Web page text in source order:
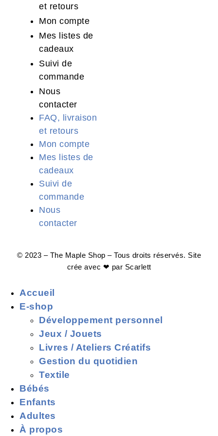
et retours
Mon compte
Mes listes de
cadeaux
Suivi de
commande
Nous
contacter
FAQ, livraison
et retours
Mon compte
Mes listes de
cadeaux
Suivi de
commande
Nous
contacter
© 2023 – The Maple Shop – Tous droits réservés. Site
crée avec ❤ par Scarlett
Accueil
E-shop
Développement personnel
Jeux / Jouets
Livres / Ateliers Créatifs
Gestion du quotidien
Textile
Bébés
Enfants
Adultes
À propos